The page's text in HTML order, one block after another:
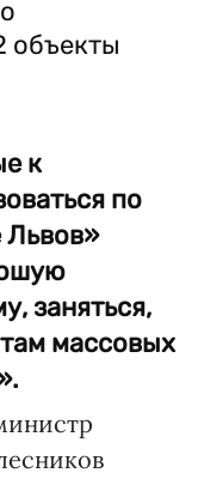
к
по
Львов»
заняться,
массовых